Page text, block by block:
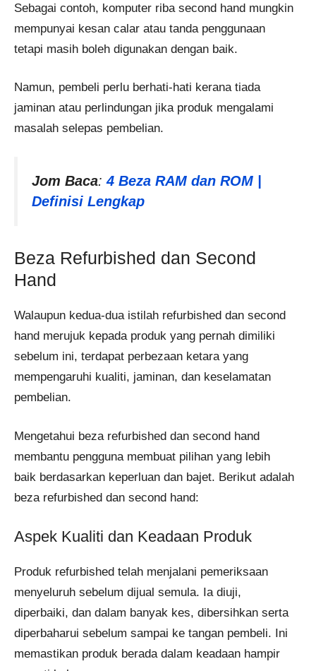
Sebagai contoh, komputer riba second hand mungkin
mempunyai kesan calar atau tanda penggunaan
tetapi masih boleh digunakan dengan baik.
Namun, pembeli perlu berhati-hati kerana tiada
jaminan atau perlindungan jika produk mengalami
masalah selepas pembelian.
Jom Baca:4 Beza RAM dan ROM |
Definisi Lengkap
Beza Refurbished dan Second
Hand
Walaupun kedua-dua istilah refurbished dan second
hand merujuk kepada produk yang pernah dimiliki
sebelum ini, terdapat perbezaan ketara yang
mempengaruhi kualiti, jaminan, dan keselamatan
pembelian.
Mengetahui beza refurbished dan second hand
membantu pengguna membuat pilihan yang lebih
baik berdasarkan keperluan dan bajet. Berikut adalah
beza refurbished dan second hand:
Aspek Kualiti dan Keadaan Produk
Produk refurbished telah menjalani pemeriksaan
menyeluruh sebelum dijual semula. Ia diuji,
diperbaiki, dan dalam banyak kes, dibersihkan serta
diperbaharui sebelum sampai ke tangan pembeli. Ini
memastikan produk berada dalam keadaan hampir